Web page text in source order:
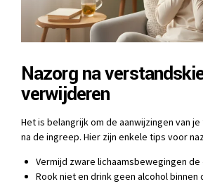
Nazorg na
verwijderen
Het is belangrijk om de aanwijzingen van
na de ingreep. Hier zijn enkele tips voor
Vermijd zware lichaamsbewegingen de
Rook niet en drink geen alcohol binnen